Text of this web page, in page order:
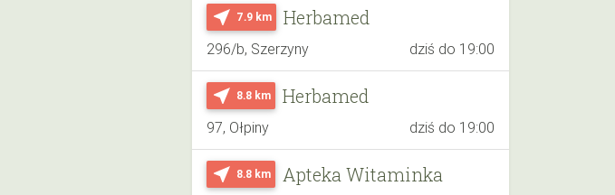
near_me 7.9 km Herbamed
296/b, Szerzyny dziś do 19:00
near_me 8.8 km Herbamed
97, Ołpiny dziś do 19:00
near_me 8.8 km Apteka Witaminka